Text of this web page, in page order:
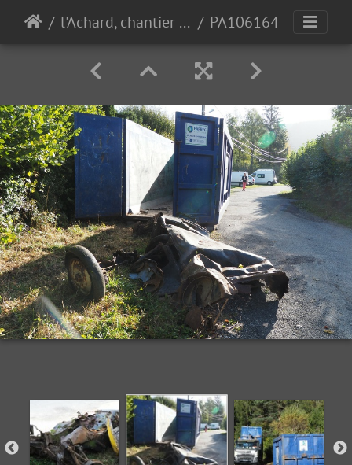
l'Achard, chantier pro 10-10-23 PA106164